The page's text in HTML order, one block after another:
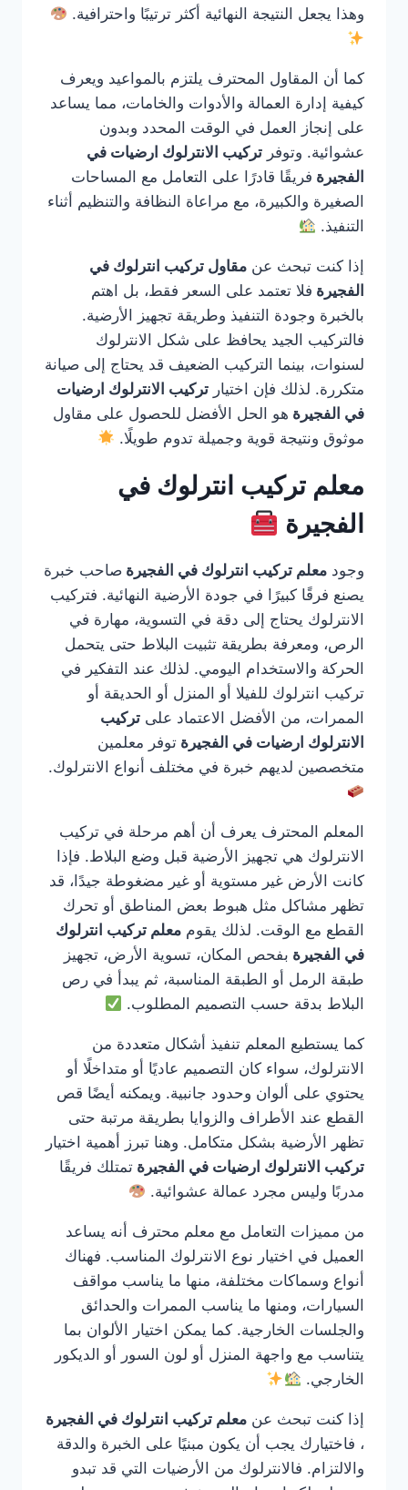
وهذا يجعل النتيجة النهائية أكثر ترتيبًا واحترافية.
كما أن المقاول المحترف يلتزم بالمواعيد ويعرف
كيفية إدارة العمالة والأدوات والخامات، مما يساعد
على إنجاز العمل في الوقت المحدد وبدون
عشوائية. وتوفر تركيب الانترلوك ارضيات في
الفجيرة فريقًا قادرًا على التعامل مع المساحات
الصغيرة والكبيرة، مع مراعاة النظافة والتنظيم أثناء
التنفيذ.
إذا كنت تبحث عن مقاول تركيب انترلوك في
الفجيرة فلا تعتمد على السعر فقط، بل اهتم
بالخبرة وجودة التنفيذ وطريقة تجهيز الأرضية.
فالتركيب الجيد يحافظ على شكل الانترلوك
لسنوات، بينما التركيب الضعيف قد يحتاج إلى صيانة
متكررة. لذلك فإن اختيار تركيب الانترلوك ارضيات
في الفجيرة هو الحل الأفضل للحصول على مقاول
موثوق ونتيجة قوية وجميلة تدوم طويلًا.
معلم تركيب انترلوك في
الفجيرة
وجود معلم تركيب انترلوك في الفجيرة صاحب خبرة
يصنع فرقًا كبيرًا في جودة الأرضية النهائية. فتركيب
الانترلوك يحتاج إلى دقة في التسوية، مهارة في
الرص، ومعرفة بطريقة تثبيت البلاط حتى يتحمل
الحركة والاستخدام اليومي. لذلك عند التفكير في
تركيب انترلوك للفيلا أو المنزل أو الحديقة أو
الممرات، من الأفضل الاعتماد على تركيب
الانترلوك ارضيات في الفجيرة توفر معلمين
متخصصين لديهم خبرة في مختلف أنواع الانترلوك.
المعلم المحترف يعرف أن أهم مرحلة في تركيب
الانترلوك هي تجهيز الأرضية قبل وضع البلاط. فإذا
كانت الأرض غير مستوية أو غير مضغوطة جيدًا، قد
تظهر مشاكل مثل هبوط بعض المناطق أو تحرك
القطع مع الوقت. لذلك يقوم معلم تركيب انترلوك
في الفجيرة بفحص المكان، تسوية الأرض، تجهيز
طبقة الرمل أو الطبقة المناسبة، ثم يبدأ في رص
البلاط بدقة حسب التصميم المطلوب.
كما يستطيع المعلم تنفيذ أشكال متعددة من
الانترلوك، سواء كان التصميم عاديًا أو متداخلًا أو
يحتوي على ألوان وحدود جانبية. ويمكنه أيضًا قص
القطع عند الأطراف والزوايا بطريقة مرتبة حتى
تظهر الأرضية بشكل متكامل. وهنا تبرز أهمية اختيار
تركيب الانترلوك ارضيات في الفجيرة تمتلك فريقًا
مدربًا وليس مجرد عمالة عشوائية.
من مميزات التعامل مع معلم محترف أنه يساعد
العميل في اختيار نوع الانترلوك المناسب. فهناك
أنواع وسماكات مختلفة، منها ما يناسب مواقف
السيارات، ومنها ما يناسب الممرات والحدائق
والجلسات الخارجية. كما يمكن اختيار الألوان بما
يتناسب مع واجهة المنزل أو لون السور أو الديكور
الخارجي.
إذا كنت تبحث عن معلم تركيب انترلوك في الفجيرة
، فاختيارك يجب أن يكون مبنيًا على الخبرة والدقة
والالتزام. فالانترلوك من الأرضيات التي قد تبدو